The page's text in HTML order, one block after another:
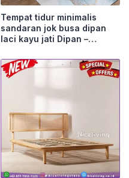
Tempat tidur minimalis
sandaran jok busa dipan
laci kayu jati Dipan –
Jepara